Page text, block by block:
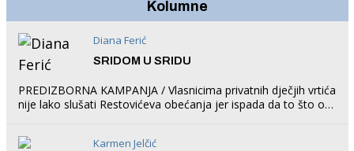
Kolumne
Diana Ferić
SRIDOM U SRIDU
PREDIZBORNA KAMPANJA / Vlasnicima privatnih dječjih vrtića
nije lako slušati Restovićeva obećanja jer ispada da to što oni
Karmen Jelčić